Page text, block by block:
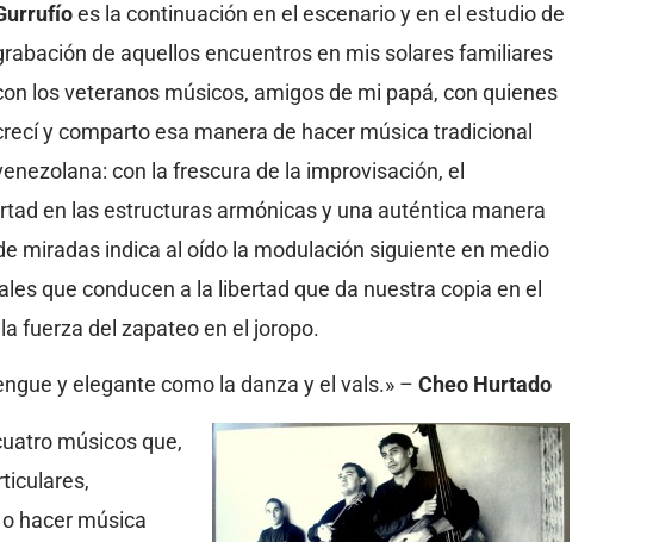
es la continuación en el escenario y en el estudio de
de aquellos encuentros en mis solares familiares
los veteranos músicos, amigos de mi papá, con quienes
y comparto esa manera de hacer música tradicional
con la frescura de la improvisación, el
en las estructuras armónicas y una auténtica manera
miradas indica al oído la modulación siguiente en medio
que conducen a la libertad que da nuestra copia en el
fuerza del zapateo en el joropo.
y elegante como la danza y el vals.» – Cheo Hurtado
músicos que,
hacer música